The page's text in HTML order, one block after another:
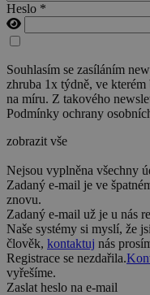
Heslo *
Souhlasím se zasíláním
zhruba 1x týdně, ve
na míru. Z takového
Podmínky ochrany
zobrazit vše
Nejsou vyplněna všechny
Zadaný e-mail je ve
znovu.
Zadaný e-mail už je u nás
Naše systémy si myslí, že
člověk, kontaktuj nás
Registrace se nezdařila.
vyřešíme.
Zaslat heslo na e-mail